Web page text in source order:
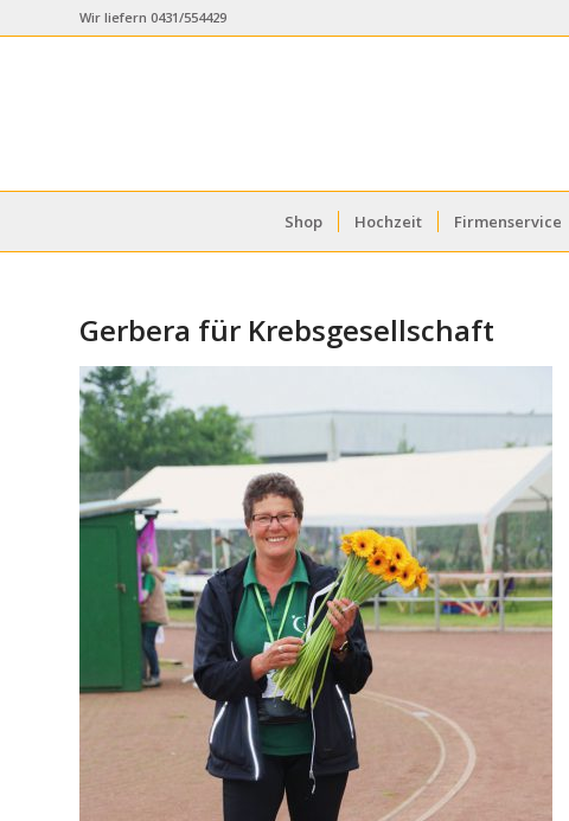
Wir liefern 0431/554429
Shop Hochzeit Firmenservice
Gerbera für Krebsgesellschaft